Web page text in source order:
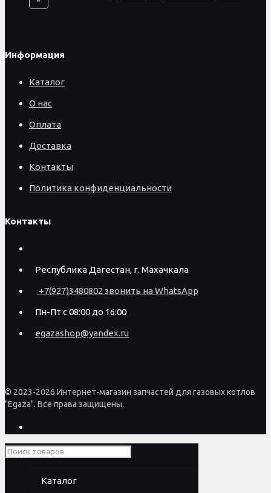
Информация
Каталог
О нас
Оплата
Доставка
Контакты
Политика конфиденциальности
Контакты
Республика Дагестан, г. Махачкала
+7(927)3480802 звонить на WhatsApp
Пн-Пт с 08:00 до 16:00
egazashop@yandex.ru
© 2023-2026 Интернет-магазин запчастей для газовых котлов
"Egaza". Все права защищены.
Каталог